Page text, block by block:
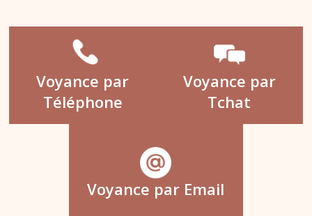
Voyance par
Téléphone
Voyance par
Tchat
Voyance par Email